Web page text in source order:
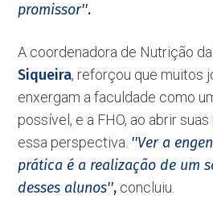
promissor''.
A coordenadora de Nutrição
Siqueira, reforçou que muitos
enxergam a faculdade como
possível, e a FHO, ao abrir
essa perspectiva. ''Ver a
prática é a realização de um
desses alunos'', concluiu.